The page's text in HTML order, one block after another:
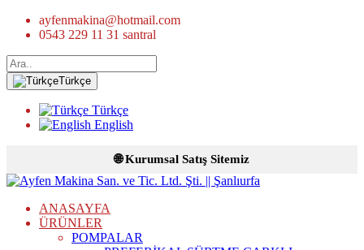
ayfenmakina@hotmail.com
0543 229 11 31 santral
Türkçe
Türkçe
English
🌐 Kurumsal Satış Sitemiz
ANASAYFA
ÜRÜNLER
POMPALAR